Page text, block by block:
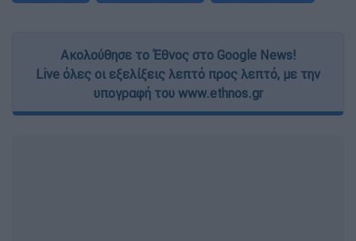
Ακολούθησε το Έθνος στο Google News!
Live όλες οι εξελίξεις λεπτό προς λεπτό, με την
υπογραφή του www.ethnos.gr